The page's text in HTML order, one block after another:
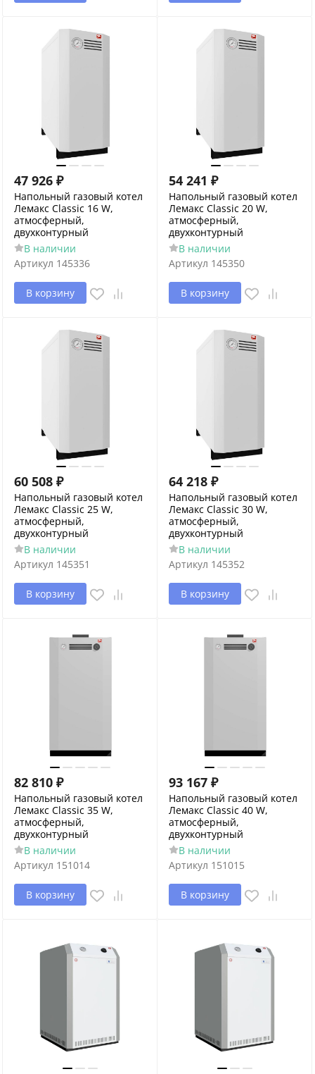
47 926 ₽
Напольный газовый котел
Лемакс Classic 16 W,
атмосферный,
двухконтурный
В наличии
Артикул 145336
В корзину
54 241 ₽
Напольный газовый котел
Лемакс Classic 20 W,
атмосферный,
двухконтурный
В наличии
Артикул 145350
В корзину
60 508 ₽
Напольный газовый котел
Лемакс Classic 25 W,
атмосферный,
двухконтурный
В наличии
Артикул 145351
В корзину
64 218 ₽
Напольный газовый котел
Лемакс Classic 30 W,
атмосферный,
двухконтурный
В наличии
Артикул 145352
В корзину
82 810 ₽
Напольный газовый котел
Лемакс Classic 35 W,
атмосферный,
двухконтурный
В наличии
Артикул 151014
В корзину
93 167 ₽
Напольный газовый котел
Лемакс Classic 40 W,
атмосферный,
двухконтурный
В наличии
Артикул 151015
В корзину